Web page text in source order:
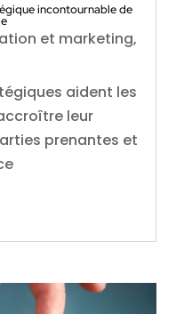
incontournable de
et marketing,
aident les
leur
prenantes et